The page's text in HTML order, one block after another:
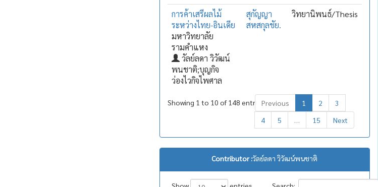
การค้าเสรีผลไม้
ระหว่างไทย-อินเดีย
มหาวิทยาลัย
รามคำแหง
วัลย์ลดา วิวัฒน์
พนชาติ;บุญกิจ
ว่องไวกิจไพศาล
สุกัญญา
สหสกุลชัย.
วิทยานิพนธ์/Thesis
Showing 1 to 10 of 148 entriesPrevious 1 2
3
4
5 … 15 Next
Contributor :วัลย์ลดา วิวัฒน์พนชาติ